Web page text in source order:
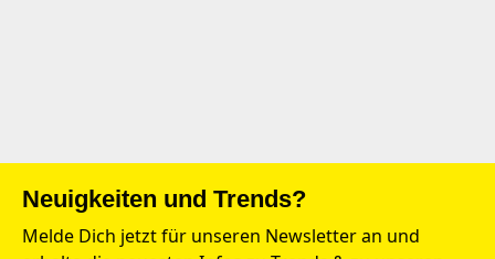
Neuigkeiten und Trends?
Melde Dich jetzt für unseren Newsletter an und